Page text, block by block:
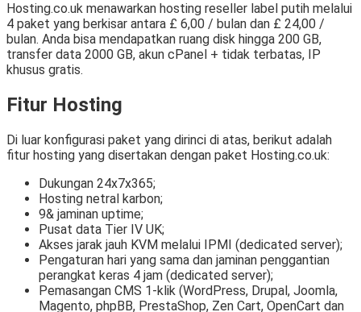
Hosting.co.uk menawarkan hosting reseller label putih melalui
4 paket yang berkisar antara £ 6,00 / bulan dan £ 24,00 /
bulan. Anda bisa mendapatkan ruang disk hingga 200 GB,
transfer data 2000 GB, akun cPanel + tidak terbatas, IP
khusus gratis.
Fitur Hosting
Di luar konfigurasi paket yang dirinci di atas, berikut adalah
fitur hosting yang disertakan dengan paket Hosting.co.uk:
Dukungan 24x7x365;
Hosting netral karbon;
9& jaminan uptime;
Pusat data Tier IV UK;
Akses jarak jauh KVM melalui IPMI (dedicated server);
Pengaturan hari yang sama dan jaminan penggantian
perangkat keras 4 jam (dedicated server);
Pemasangan CMS 1-klik (WordPress, Drupal, Joomla,
Magento, phpBB, PrestaShop, Zen Cart, OpenCart dan